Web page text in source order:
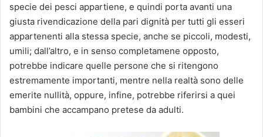
specie dei pesci appartiene, e quindi porta avanti una
giusta rivendicazione della pari dignità per tutti gli esseri
appartenenti alla stessa specie, anche se piccoli, modesti,
umili; dall’altro, e in senso completamene opposto,
potrebbe indicare quelle persone che si ritengono
estremamente importanti, mentre nella realtà sono delle
emerite nullità, oppure, infine, potrebbe riferirsi a quei
bambini che accampano pretese da adulti.